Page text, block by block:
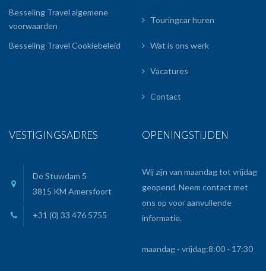
Besseling Travel algemene
voorwaarden
Besseling Travel Cookiebeleid
Touringcar huren
Wat is ons werk
Vacatures
Contact
VESTIGINGSADRES
De Stuwdam 5
3815 KM Amersfoort
+31 (0) 33 476 5755
OPENINGSTIJDEN
Wij zijn van maandag tot vrijdag
geopend. Neem contact met
ons op voor aanvullende
informatie.
maandag - vrijdag:8:00 - 17:30